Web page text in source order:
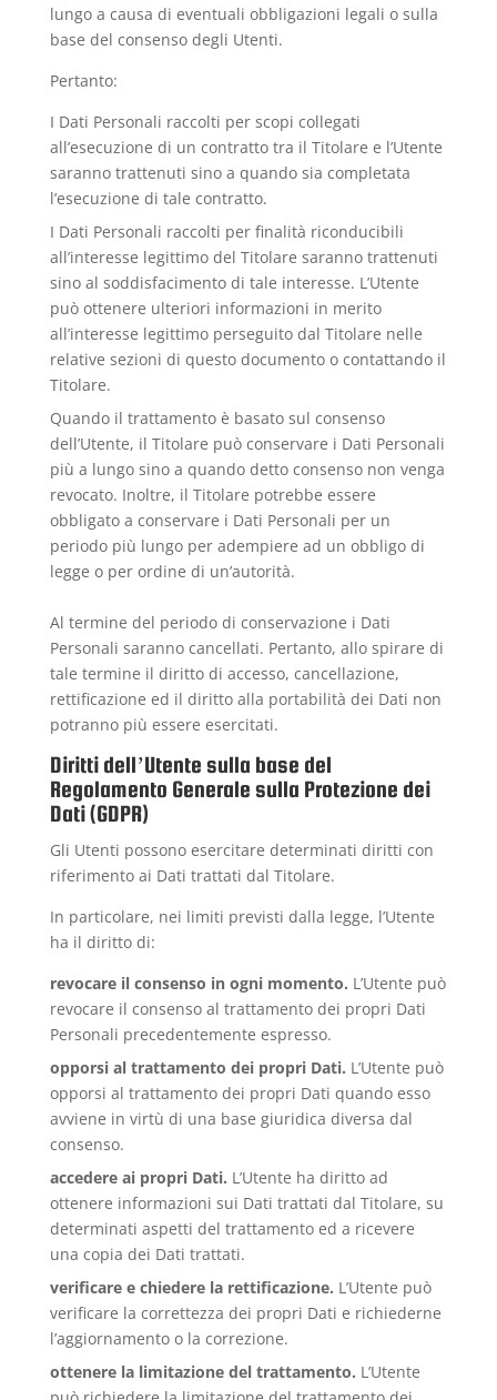
lungo a causa di eventuali obbligazioni legali o sulla
base del consenso degli Utenti.
Pertanto:
I Dati Personali raccolti per scopi collegati
all’esecuzione di un contratto tra il Titolare e l’Utente
saranno trattenuti sino a quando sia completata
l’esecuzione di tale contratto.
I Dati Personali raccolti per finalità riconducibili
all’interesse legittimo del Titolare saranno trattenuti
sino al soddisfacimento di tale interesse. L’Utente
può ottenere ulteriori informazioni in merito
all’interesse legittimo perseguito dal Titolare nelle
relative sezioni di questo documento o contattando il
Titolare.
Quando il trattamento è basato sul consenso
dell’Utente, il Titolare può conservare i Dati Personali
più a lungo sino a quando detto consenso non venga
revocato. Inoltre, il Titolare potrebbe essere
obbligato a conservare i Dati Personali per un
periodo più lungo per adempiere ad un obbligo di
legge o per ordine di un’autorità.
Al termine del periodo di conservazione i Dati
Personali saranno cancellati. Pertanto, allo spirare di
tale termine il diritto di accesso, cancellazione,
rettificazione ed il diritto alla portabilità dei Dati non
potranno più essere esercitati.
Diritti dell’Utente sulla base del
Regolamento Generale sulla Protezione dei
Dati (GDPR)
Gli Utenti possono esercitare determinati diritti con
riferimento ai Dati trattati dal Titolare.
In particolare, nei limiti previsti dalla legge, l’Utente
ha il diritto di:
revocare il consenso in ogni momento. L’Utente può
revocare il consenso al trattamento dei propri Dati
Personali precedentemente espresso.
opporsi al trattamento dei propri Dati. L’Utente può
opporsi al trattamento dei propri Dati quando esso
avviene in virtù di una base giuridica diversa dal
consenso.
accedere ai propri Dati. L’Utente ha diritto ad
ottenere informazioni sui Dati trattati dal Titolare, su
determinati aspetti del trattamento ed a ricevere
una copia dei Dati trattati.
verificare e chiedere la rettificazione. L’Utente può
verificare la correttezza dei propri Dati e richiederne
l’aggiornamento o la correzione.
ottenere la limitazione del trattamento. L’Utente